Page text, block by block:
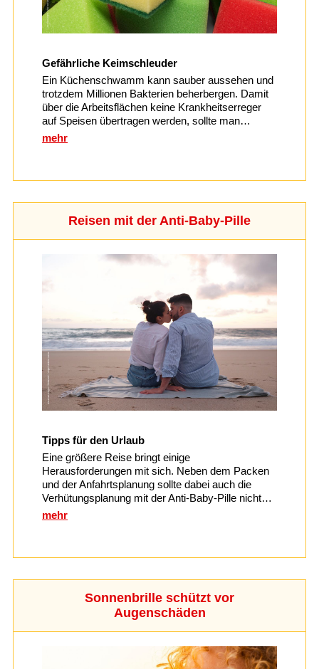
Gefährliche Keimschleuder
Ein Küchenschwamm kann sauber aussehen und
trotzdem Millionen Bakterien beherbergen. Damit
über die Arbeitsflächen keine Krankheitserreger
auf Speisen übertragen werden, sollte man…
mehr
Reisen mit der Anti-Baby-Pille
Tipps für den Urlaub
Eine größere Reise bringt einige
Herausforderungen mit sich. Neben dem Packen
und der Anfahrtsplanung sollte dabei auch die
Verhütungsplanung mit der Anti-Baby-Pille nicht…
mehr
Sonnenbrille schützt vor
Augenschäden